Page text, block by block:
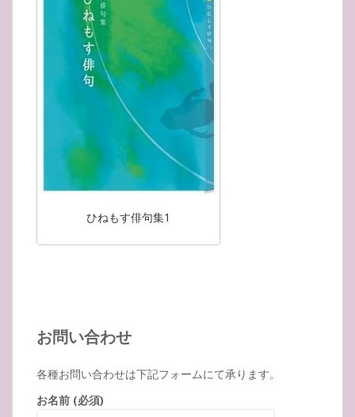
ひねもす俳句集1
お問い合わせ
各種お問い合わせは下記フォームにて承ります。
お名前 (必須)